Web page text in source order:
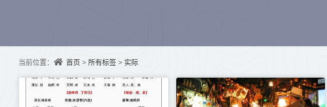
当前位置： 首页 > 所有标签 > 实际